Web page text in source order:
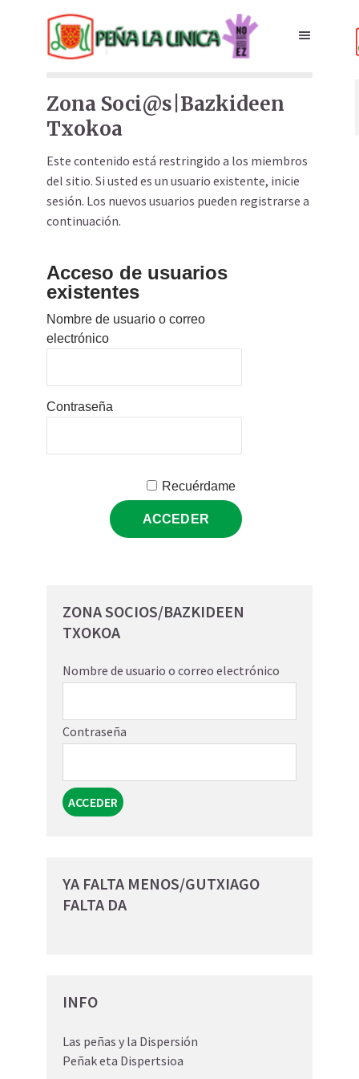
Zona Soci@s|Bazkideen
Txokoa
Este contenido está restringido a los miembros
del sitio. Si usted es un usuario existente, inicie
sesión. Los nuevos usuarios pueden registrarse a
continuación.
Acceso de usuarios
existentes
Nombre de usuario o correo
electrónico
Contraseña
Recuérdame
ZONA SOCIOS/BAZKIDEEN
TXOKOA
Nombre de usuario o correo electrónico
Contraseña
YA FALTA MENOS/GUTXIAGO
FALTA DA
INFO
Las peñas y la Dispersión
Peñak eta Dispertsioa